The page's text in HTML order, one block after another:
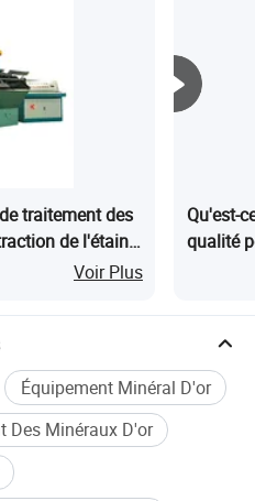
traitement des
de l'étain,
du cuivre, de l'or,
par
Voir Plus
Qu'est-
qualité
Équipement Minéral D'or
Des Minéraux D'or